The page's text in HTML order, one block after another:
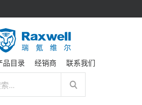
品目录 经销商 联系我们